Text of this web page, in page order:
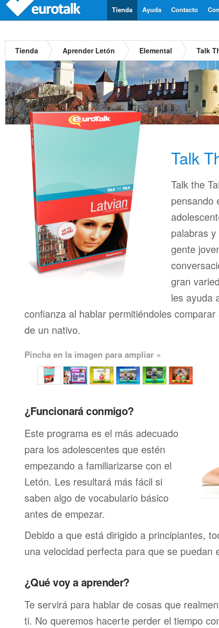
Contacto
Ayuda
Tienda
Tienda Aprender Letón Elemental Talk
Talk
Talk the
pensando
palabras
gente
gran
les ayuda
confianza al hablar permitiéndoles
de un nativo.
Pincha en la imagen para ampliar »
¿Funcionará conmigo?
Este programa es el más adecuado
para los adolescentes que estén
empezando a familiarizarse con el
Letón. Les resultará más fácil si
saben algo de vocabulario básico
antes de empezar.
Debido a que está dirigido a principiantes,
una velocidad perfecta para que se puedan
¿Qué voy a aprender?
Te servirá para hablar de cosas que
ti. No queremos hacerte perder el tiempo